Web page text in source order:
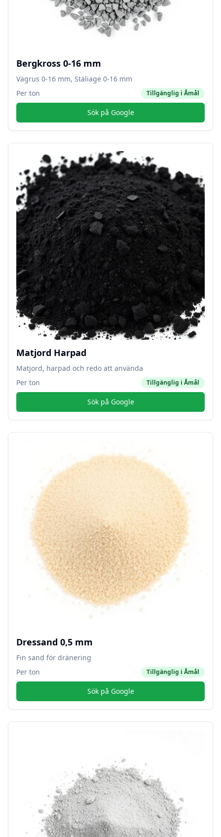
Bergkross 0-16 mm
Vägrus 0-16 mm, Stäliage 0-16 mm
Per ton
Tillgänglig i Åmål
Sök på Google
Matjord Harpad
Matjord, harpad och redo att använda
Per ton
Tillgänglig i Åmål
Sök på Google
Dressand 0,5 mm
Fin sand för dränering
Per ton
Tillgänglig i Åmål
Sök på Google